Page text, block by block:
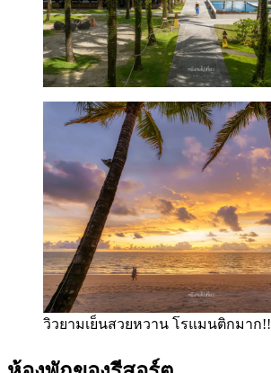
วิวยามเย็นสวยหวาน โรแมนติกมาก!!